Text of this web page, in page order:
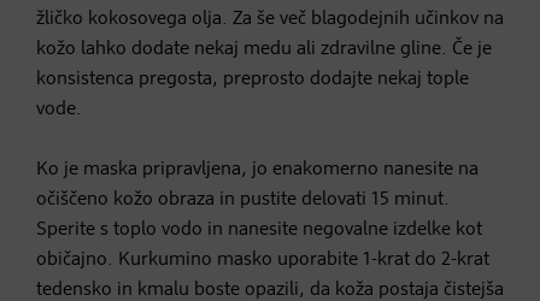
žličko kokosovega olja. Za še več blagodejnih učinkov na
kožo lahko dodate nekaj medu ali zdravilne gline. Če je
konsistenca pregosta, preprosto dodajte nekaj tople
vode.
Ko je maska pripravljena, jo enakomerno nanesite na
očiščeno kožo obraza in pustite delovati 15 minut.
Sperite s toplo vodo in nanesite negovalne izdelke kot
običajno. Kurkumino masko uporabite 1-krat do 2-krat
tedensko in kmalu boste opazili, da koža postaja čistejša